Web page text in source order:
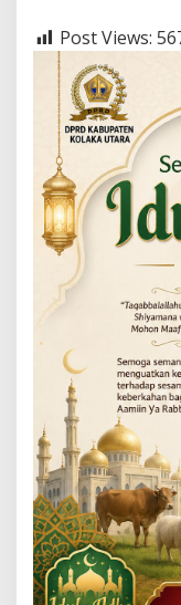
Post Views: